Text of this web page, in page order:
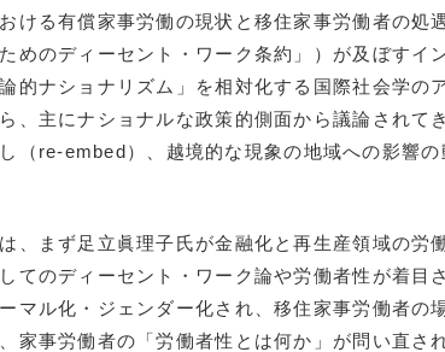
ける有償家事労働の現状と移住家事労働者の処
めのディーセント・ワーク条約」）が及ぼすイ
的ナショナリズム」を相対化する国際社会学の
、主にナショナルな政策的側面から議論されて
（re-embed）、越境的な現象の地域への影響
、まず足立眞理子氏が金融化と再生産領域の労
てのディーセント・ワーク論や労働者性が着目
マル化・ジェンダー化され、移住家事労働者の
家事労働者の「労働者性とは何か」が問い直さ